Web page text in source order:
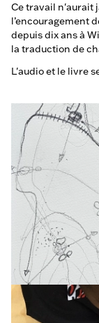
Ce travail n'aurait
l’encouragement
depuis dix ans à
la traduction de
L'audio et le livre